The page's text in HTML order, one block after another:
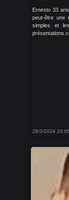
Ernesto 33
peut-être une
simples et
28/3/2024